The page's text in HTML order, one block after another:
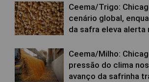
Ceema/Trigo:
cenário global,
da safra eleva alerta
Ceema/Milho:
pressão do clima
avanço da safrinha